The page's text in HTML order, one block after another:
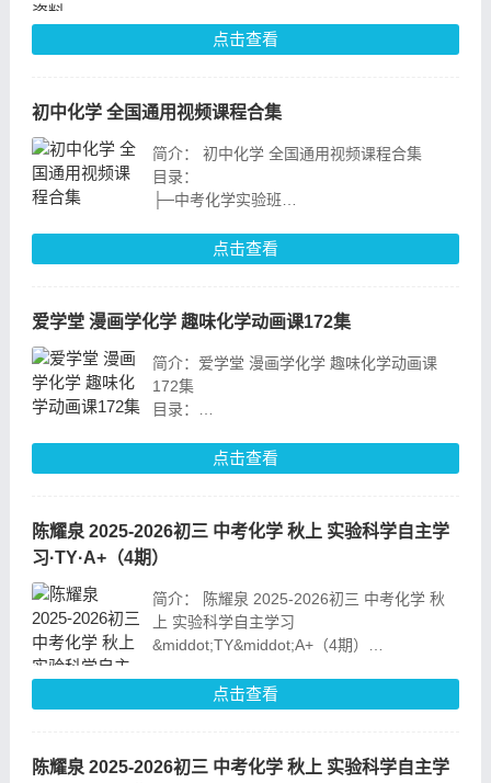
├─寒假
│ │ 9年级寒假化学 预习教材 教师版.pdf
│ │ 进门考
点击查看
初中化学 全国通用视频课程合集
简介： 初中化学 全国通用视频课程合集
目录：
├─中考化学实验班
│ 10 化学方程式竞赛提升.mp4
│ 11 碳和碳的氧化物基础提升.mp4
点击查看
爱学堂 漫画学化学 趣味化学动画课172集
简介：爱学堂 漫画学化学 趣味化学动画课
172集
目录：
02化学是一门以实验为基础的科学【6讲】
03走进化学实验室【16讲】
05氧气【10讲】
点击查看
陈耀泉 2025-2026初三 中考化学 秋上 实验科学自主学
习·TY·A+（4期）
简介： 陈耀泉 2025-2026初三 中考化学 秋
上 实验科学自主学习
&middot;TY&middot;A+（4期）
02_【易错题专项】秋A+班TY-1
06_【易错题专项】
点击查看
陈耀泉 2025-2026初三 中考化学 秋上 实验科学自主学